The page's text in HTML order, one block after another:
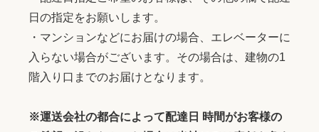
日の指定をお願いします。
・マンションなどにお届けの場合、エレベーターに
入らない場合がございます。その場合は、建物の1
階入り口までのお届けとなります。
※運送会社の都合によって配達日 時間がお客様の